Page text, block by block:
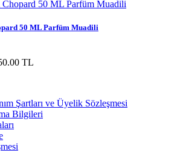
50 ML Parfüm Muadili
TL
Şartları ve Üyelik Sözleşmesi
Bilgileri